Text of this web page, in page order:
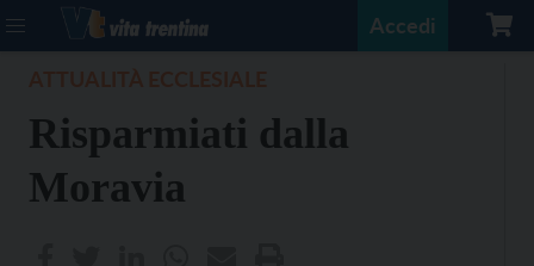
Accedi
Risparmiati dalla
Moravia